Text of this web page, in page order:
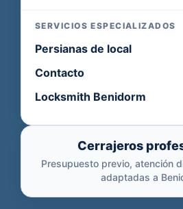
SERVICIOS ESPECIALIZADOS
Persianas de local
Contacto
Locksmith Benidorm
Cerrajeros
Presupuesto previo, atención
adaptadas a